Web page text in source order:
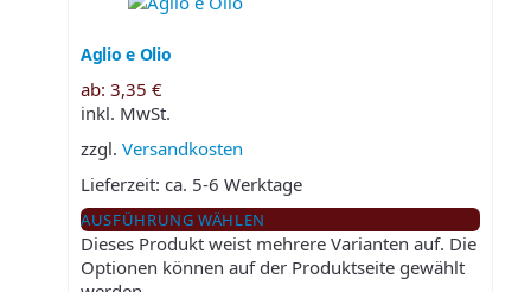
Aglio e Olio
ab: 3,35 €
inkl. MwSt.
zzgl. Versandkosten
Lieferzeit: ca. 5-6 Werktage
AUSFÜHRUNG WÄHLEN
Dieses Produkt weist mehrere Varianten auf. Die
Optionen können auf der Produktseite gewählt